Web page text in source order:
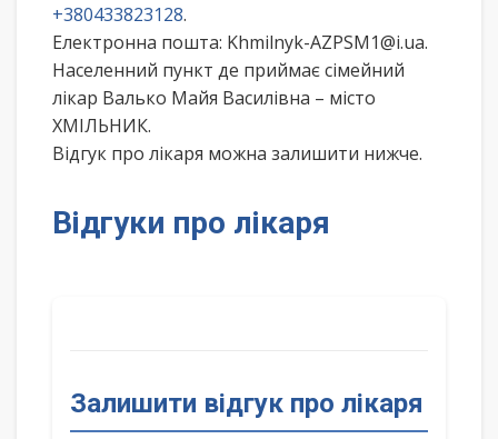
+380433823128.
Електронна пошта: Khmilnyk-AZPSM1@i.ua.
Населенний пункт де приймає сімейний
лікар Валько Майя Василівна – місто
ХМІЛЬНИК.
Відгук про лікаря можна залишити нижче.
Відгуки про лікаря
Залишити відгук про лікаря